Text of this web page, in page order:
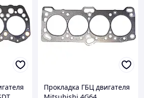
Прокладка ГБЦ двигателя